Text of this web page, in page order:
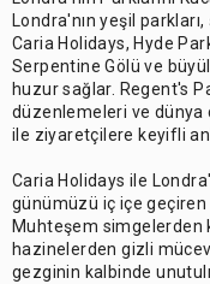
Londra'nın yeşil
Caria Holidays, Hyde
Serpentine Gölü ve
huzur sağlar. Regent's
düzenlemeleri ve dünya
ile ziyaretçilere keyifli
Caria Holidays ile
günümüzü iç içe
Muhteşem simgelerden
hazinelerden gizli
gezginin kalbinde